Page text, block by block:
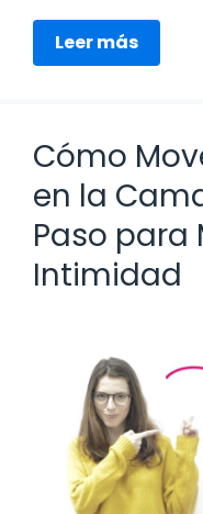
Leer más
Cómo
en la
Paso para
Intimidad